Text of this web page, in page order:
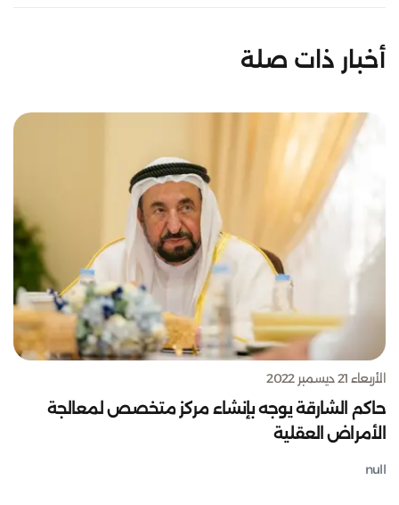
أخبار ذات صلة
الأربعاء 21 ديسمبر 2022
حاكم الشارقة يوجه بإنشاء مركز متخصص لمعالجة
الأمراض العقلية
null